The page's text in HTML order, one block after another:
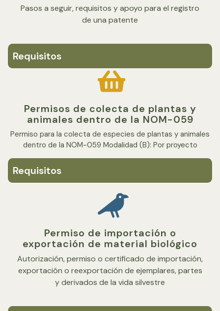
Pasos a seguir, requisitos y apoyo para el registro
de una patente
Requisitos
Permisos de colecta de plantas y
animales dentro de la NOM-059
Permiso para la colecta de especies de plantas y animales
dentro de la NOM-059 Modalidad (B): Por proyecto
Requisitos
Permiso de importación o
exportación de material biológico
Autorización, permiso o certificado de importación,
exportación o reexportación de ejemplares, partes
y derivados de la vida silvestre​